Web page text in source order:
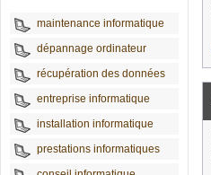
maintenance informatique
dépannage ordinateur
récupération des données
entreprise informatique
installation informatique
prestations informatiques